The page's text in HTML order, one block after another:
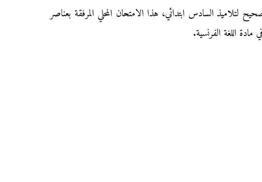
في مادة اللغة الفرنسية بمجموعة مدارس بوقلال (نيابة تازة) دورة يناير 2013 مع التصحيح لتلاميذ السادس ابتدائي، هذا الامتحان المحلي المرفقة بعناصر
اللغة الفرنسية.